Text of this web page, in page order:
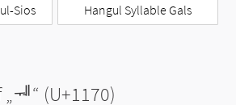
Sios Hangul Syllable Gals
ᅰ“ (U+1170)